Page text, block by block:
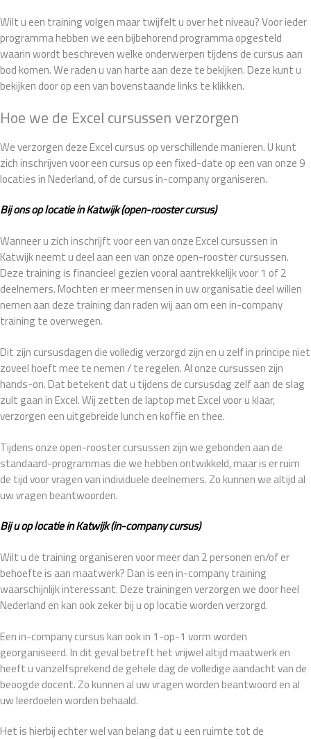
Wilt u een training volgen maar twijfelt u over het niveau? Voor ieder
programma hebben we een bijbehorend programma opgesteld
waarin wordt beschreven welke onderwerpen tijdens de cursus aan
bod komen. We raden u van harte aan deze te bekijken. Deze kunt u
bekijken door op een van bovenstaande links te klikken.
Hoe we de Excel cursussen verzorgen
We verzorgen deze Excel cursus op verschillende manieren. U kunt
zich inschrijven voor een cursus op een fixed-date op een van onze 9
locaties in Nederland, of de cursus in-company organiseren.
Bij ons op locatie in Katwijk (open-rooster cursus)
Wanneer u zich inschrijft voor een van onze Excel cursussen in
Katwijk neemt u deel aan een van onze open-rooster cursussen.
Deze training is financieel gezien vooral aantrekkelijk voor 1 of 2
deelnemers. Mochten er meer mensen in uw organisatie deel willen
nemen aan deze training dan raden wij aan om een in-company
training te overwegen.
Dit zijn cursusdagen die volledig verzorgd zijn en u zelf in principe niet
zoveel hoeft mee te nemen / te regelen. Al onze cursussen zijn
hands-on. Dat betekent dat u tijdens de cursusdag zelf aan de slag
zult gaan in Excel. Wij zetten de laptop met Excel voor u klaar,
verzorgen een uitgebreide lunch en koffie en thee.
Tijdens onze open-rooster cursussen zijn we gebonden aan de
standaard-programmas die we hebben ontwikkeld, maar is er ruim
de tijd voor vragen van individuele deelnemers. Zo kunnen we altijd al
uw vragen beantwoorden.
Bij u op locatie in Katwijk (in-company cursus)
Wilt u de training organiseren voor meer dan 2 personen en/of er
behoefte is aan maatwerk? Dan is een in-company training
waarschijnlijk interessant. Deze trainingen verzorgen we door heel
Nederland en kan ook zeker bij u op locatie worden verzorgd.
Een in-company cursus kan ook in 1-op-1 vorm worden
georganiseerd. In dit geval betreft het vrijwel altijd maatwerk en
heeft u vanzelfsprekend de gehele dag de volledige aandacht van de
beoogde docent. Zo kunnen al uw vragen worden beantwoord en al
uw leerdoelen worden behaald.
Het is hierbij echter wel van belang dat u een ruimte tot de